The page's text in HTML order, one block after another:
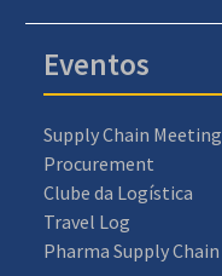
Eventos
Supply Chain Meeting
Procurement
Clube da Logística
Travel Log
Pharma Supply Chain